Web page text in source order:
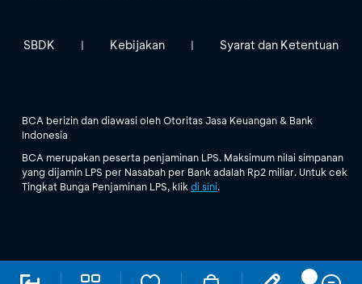
SBDK | Kebijakan | Syarat dan Ketentuan
BCA berizin dan diawasi oleh Otoritas Jasa Keuangan & Bank
Indonesia
BCA merupakan peserta penjaminan LPS. Maksimum nilai simpanan
yang dijamin LPS per Nasabah per Bank adalah Rp2 miliar. Untuk cek
Tingkat Bunga Penjaminan LPS, klik di sini.